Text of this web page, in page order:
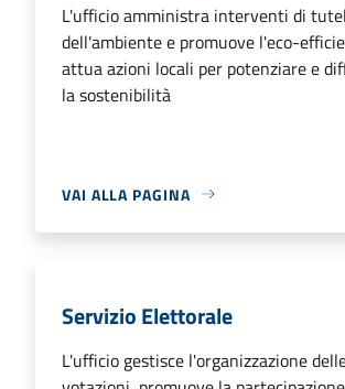
L'ufficio amministra interventi di
dell'ambiente e promuove l'eco-
attua azioni locali per potenziare e
la sostenibilità
VAI ALLA PAGINA
Servizio Elettorale
L'ufficio gestisce l'organizzazione